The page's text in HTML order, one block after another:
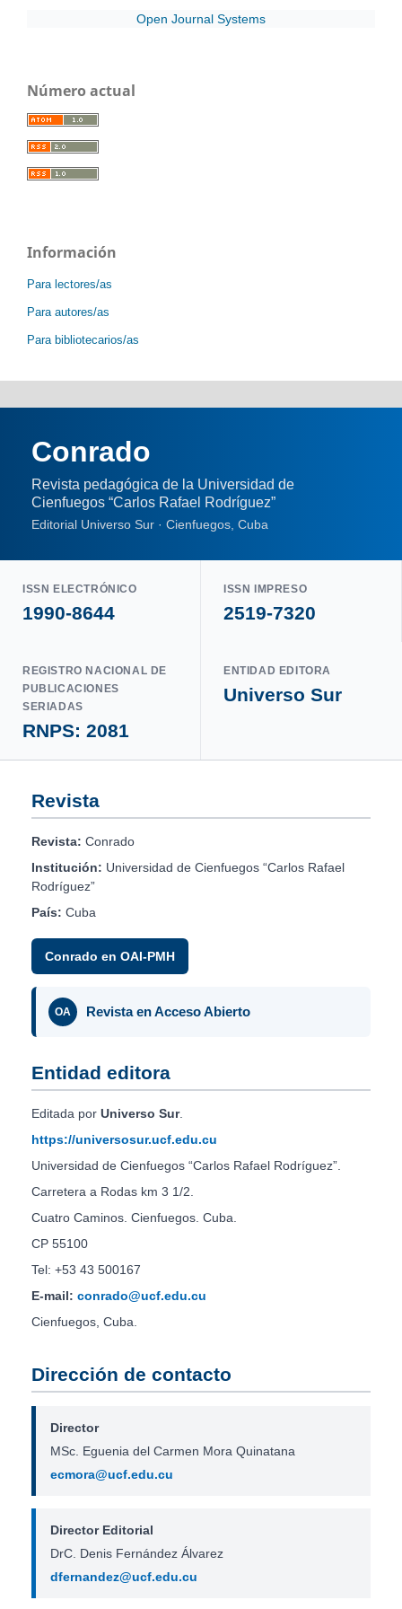
Open Journal Systems
Número actual
Información
Para lectores/as
Para autores/as
Para bibliotecarios/as
Conrado
Revista pedagógica de la Universidad de
Cienfuegos “Carlos Rafael Rodríguez”
Editorial Universo Sur · Cienfuegos, Cuba
ISSN ELECTRÓNICO
1990-8644
ISSN IMPRESO
2519-7320
REGISTRO NACIONAL DE
PUBLICACIONES
SERIADAS
RNPS: 2081
ENTIDAD EDITORA
Universo Sur
Revista
Revista: Conrado
Institución: Universidad de Cienfuegos “Carlos Rafael
Rodríguez”
País: Cuba
Conrado en OAI-PMH
OA Revista en Acceso Abierto
Entidad editora
Editada por Universo Sur.
https://universosur.ucf.edu.cu
Universidad de Cienfuegos “Carlos Rafael Rodríguez”.
Carretera a Rodas km 3 1/2.
Cuatro Caminos. Cienfuegos. Cuba.
CP 55100
Tel: +53 43 500167
E-mail: conrado@ucf.edu.cu
Cienfuegos, Cuba.
Dirección de contacto
Director
MSc. Eguenia del Carmen Mora Quinatana
ecmora@ucf.edu.cu
Director Editorial
DrC. Denis Fernández Álvarez
dfernandez@ucf.edu.cu